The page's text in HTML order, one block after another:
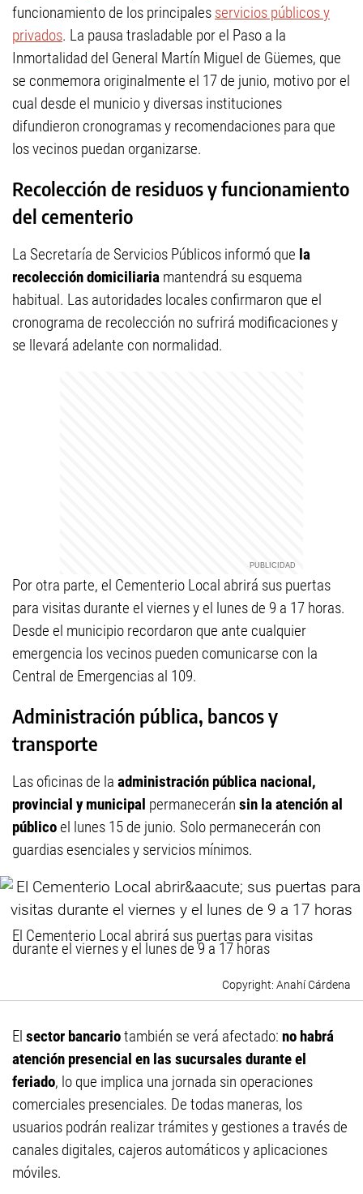
funcionamiento de los principales servicios públicos y
privados. La pausa trasladable por el Paso a la
Inmortalidad del General Martín Miguel de Güemes, que
se conmemora originalmente el 17 de junio, motivo por el
cual desde el municio y diversas instituciones
difundieron cronogramas y recomendaciones para que
los vecinos puedan organizarse.
Recolección de residuos y funcionamiento
del cementerio
La Secretaría de Servicios Públicos informó que la
recolección domiciliaria mantendrá su esquema
habitual. Las autoridades locales confirmaron que el
cronograma de recolección no sufrirá modificaciones y
se llevará adelante con normalidad.
Por otra parte, el Cementerio Local abrirá sus puertas
para visitas durante el viernes y el lunes de 9 a 17 horas.
Desde el municipio recordaron que ante cualquier
emergencia los vecinos pueden comunicarse con la
Central de Emergencias al 109.
Administración pública, bancos y
transporte
Las oficinas de la administración pública nacional,
provincial y municipal permanecerán sin la atención al
públicoel lunes 15 de junio. Solo permanecerán con
guardias esenciales y servicios mínimos.
El Cementerio Local abrirá sus puertas para visitas
durante el viernes y el lunes de 9 a 17 horas
Anahí Cárdena
El sector bancariotambién se verá afectado: no habrá
atención presencial en las sucursales durante el
feriado, lo que implica una jornada sin operaciones
comerciales presenciales. De todas maneras, los
usuarios podrán realizar trámites y gestiones a través de
canales digitales, cajeros automáticos y aplicaciones
móviles.